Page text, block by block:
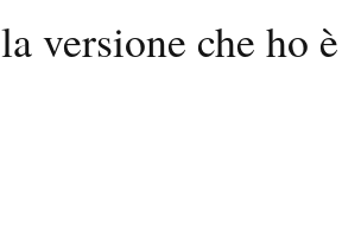
la versione che ho